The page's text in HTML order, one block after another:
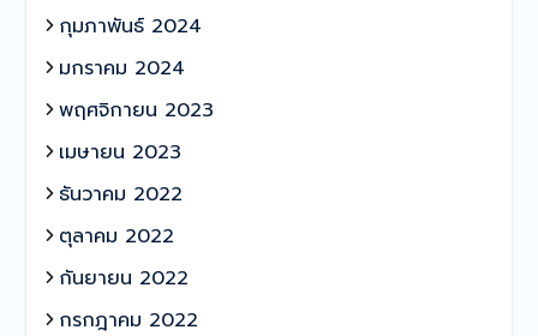
กุมภาพันธ์ 2024
มกราคม 2024
พฤศจิกายน 2023
เมษายน 2023
ธันวาคม 2022
ตุลาคม 2022
กันยายน 2022
กรกฎาคม 2022